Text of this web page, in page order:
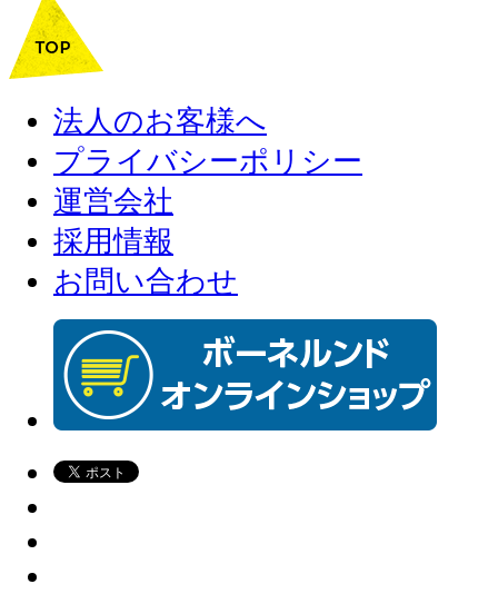
法人のお客様へ
プライバシーポリシー
運営会社
採用情報
お問い合わせ